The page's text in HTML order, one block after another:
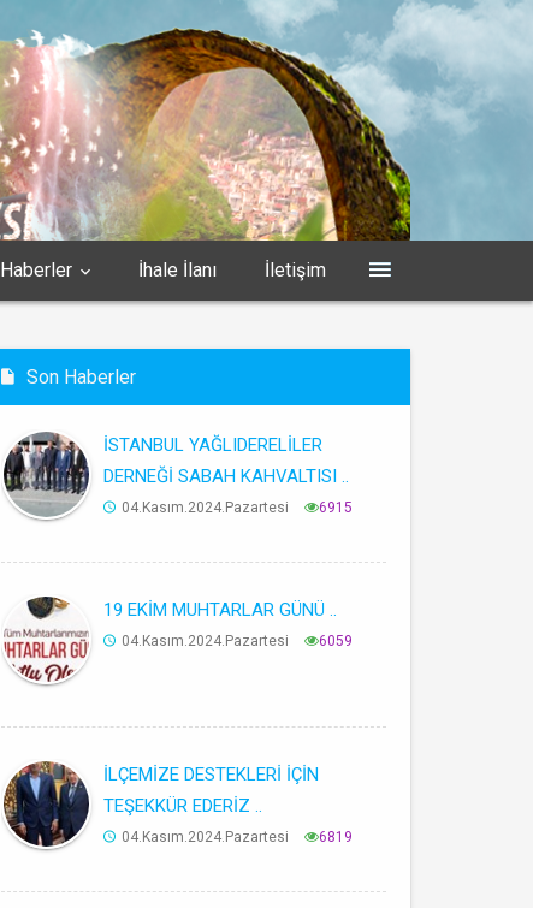
Haberler İhale İlanı İletişim
Son Haberler
İSTANBUL YAĞLIDERELİLER
DERNEĞİ SABAH KAHVALTISI ..
04.Kasım.2024.Pazartesi 6915
19 EKİM MUHTARLAR GÜNÜ ..
04.Kasım.2024.Pazartesi 6059
İLÇEMİZE DESTEKLERİ İÇİN
TEŞEKKÜR EDERİZ ..
04.Kasım.2024.Pazartesi 6819